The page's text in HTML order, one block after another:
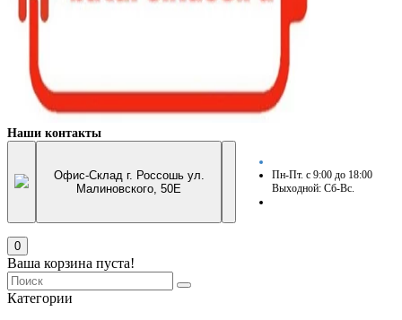
Наши контакты
Офис-Склад г. Россошь ул.
Малиновского, 50Е
Пн-Пт. с 9:00 до 18:00
Выходной: Сб-Вс.
0
Ваша корзина пуста!
Категории